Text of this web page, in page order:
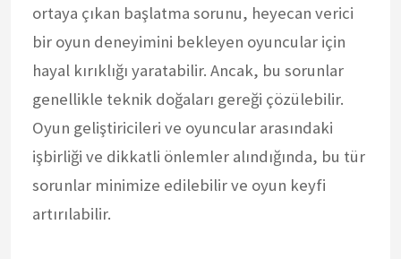
ortaya çıkan başlatma sorunu, heyecan verici
bir oyun deneyimini bekleyen oyuncular için
hayal kırıklığı yaratabilir. Ancak, bu sorunlar
genellikle teknik doğaları gereği çözülebilir.
Oyun geliştiricileri ve oyuncular arasındaki
işbirliği ve dikkatli önlemler alındığında, bu tür
sorunlar minimize edilebilir ve oyun keyfi
artırılabilir.